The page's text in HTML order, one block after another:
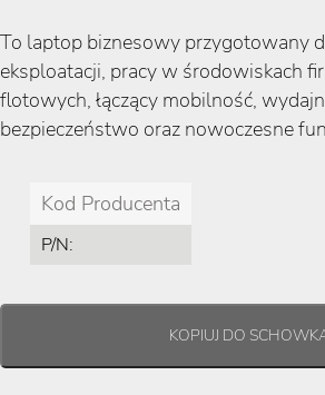
To laptop biznesowy przygotowany
eksploatacji, pracy w środowiskach
flotowych, łączący mobilność,
bezpieczeństwo oraz nowoczesne
Kod Producenta
P/N: